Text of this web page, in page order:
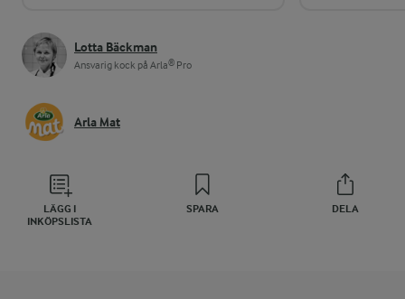
Lotta Bäckman
Ansvarig kock på Arla® Pro
Arla Mat
LÄGG I
INKÖPSLISTA
SPARA DELA